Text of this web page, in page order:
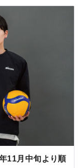
11月中旬より順